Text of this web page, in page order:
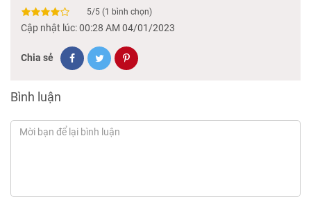
5/5 (1 bình chọn)
Cập nhật lúc: 00:28 AM 04/01/2023
Chia sẻ
Bình luận